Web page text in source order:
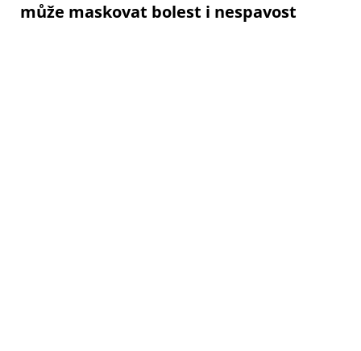
může maskovat bolest i nespavost